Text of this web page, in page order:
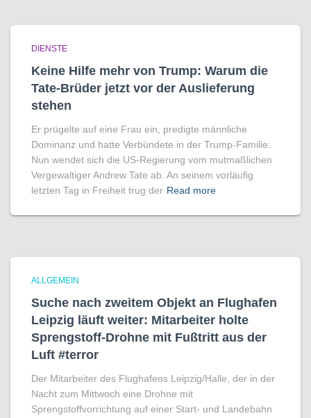
DIENSTE
Keine Hilfe mehr von Trump: Warum die
Tate-Brüder jetzt vor der Auslieferung
stehen
Er prügelte auf eine Frau ein, predigte männliche
Dominanz und hatte Verbündete in der Trump-Familie:
Nun wendet sich die US-Regierung vom mutmaßlichen
Vergewaltiger Andrew Tate ab. An seinem vorläufig
letzten Tag in Freiheit trug der Read more
ALLGEMEIN
Suche nach zweitem Objekt an Flughafen
Leipzig läuft weiter: Mitarbeiter holte
Sprengstoff-Drohne mit Fußtritt aus der
Luft #terror
Der Mitarbeiter des Flughafens Leipzig/Halle, der in der
Nacht zum Mittwoch eine Drohne mit
Sprengstoffvorrichtung auf einer Start- und Landebahn